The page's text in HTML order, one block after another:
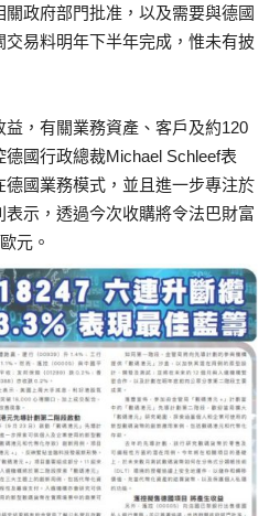
政府部門批准，以及需要與德國
易料明年下半年完成，惟未有披
，有關業務資產、客戶及約120
國行政總裁Michael Schleef表
國業務模式，並且進一步專注於
示，透過今次收購將令法巴財富
元。